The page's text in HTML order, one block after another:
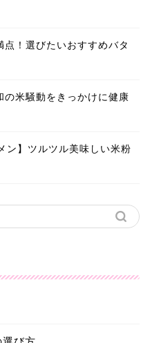
！選びたいおすすめバタ
の米騒動をきっかけに健康
ン】ツルツル美味しい米粉